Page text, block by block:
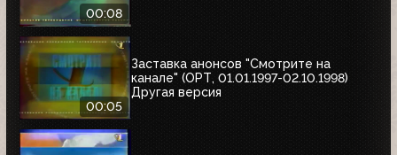
00:08
00:05
Заставка анонсов "Смотрите на
канале" (ОРТ, 01.01.1997-02.10.1998)
Другая версия